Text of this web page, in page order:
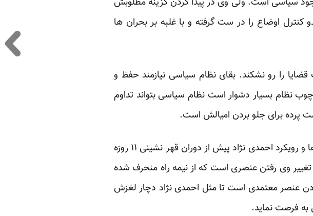
کنترل اوضاع را در ست گرفته و با غلبه بر بحران ها
را رو نشکند. بقای نظام سیاسی نیازمند حفظ و
نظام بسیار دشوار است نظام سیاسی بتواند تداوم
پرده برای جلو بردن امیالش است.
برای منتقدین اصول گرای احمدی نژاد کنار رفتن وی به معنای تغیر روش ها و رویکرد احمدی نژاد پیش از دوران قهر نشینی ۱۱ روزه
وی رفتن عنصری است که از نیمه راه منحرف شده
کردن عنصر معتمدی است تا مثل احمدی نژاد دچار لغزش
به فرصت نماید.